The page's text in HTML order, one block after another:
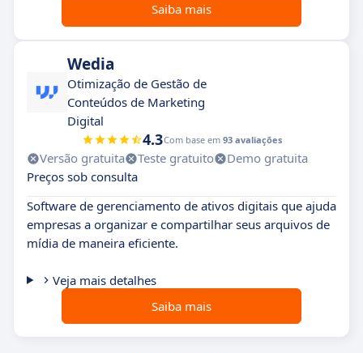
Saiba mais
Wedia
Otimização de Gestão de
Conteúdos de Marketing
Digital
4.3Com base em 93 avaliações
Versão gratuita Teste gratuito
Demo gratuita
Preços sob consulta
Software de gerenciamento de ativos digitais que ajuda
empresas a organizar e compartilhar seus arquivos de
mídia de maneira eficiente.
Veja mais detalhes
Saiba mais